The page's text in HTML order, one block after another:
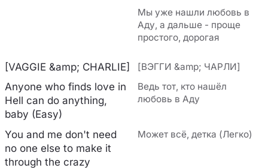
Мы уже нашли любовь в
Аду, а дальше - проще
простого, дорогая
[VAGGIE &amp; CHARLIE] [ВЭГГИ &amp; ЧАРЛИ]
Anyone who finds love in
Hell can do anything,
baby (Easy)
Ведь тот, кто нашёл
любовь в Аду
You and me don't need
no one else to make it
through the crazy
Может всё, детка (Легко)